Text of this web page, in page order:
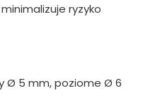
ryzyko
Ø 5 mm, poziome Ø 6